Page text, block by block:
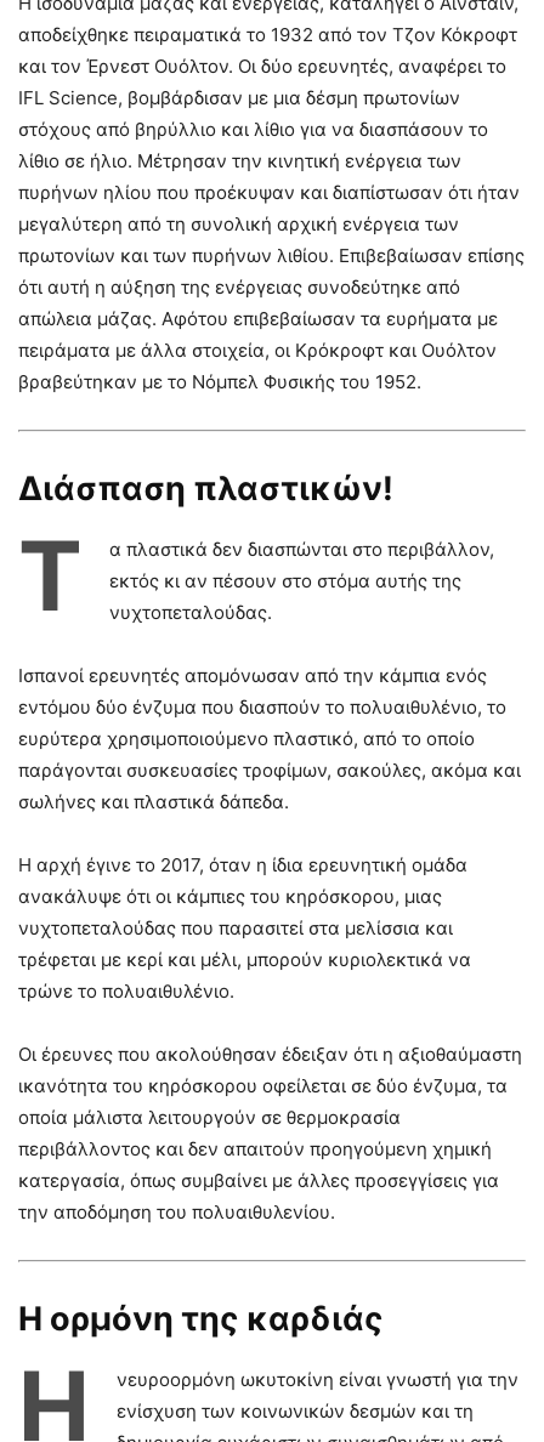
αποδείχθηκε πειραματικά το 1932 από τον Τζον Κόκροφτ
και τον Έρνεστ Ουόλτον. Οι δύο ερευνητές, αναφέρει το
IFL Science, βομβάρδισαν με μια δέσμη πρωτονίων
στόχους από βηρύλλιο και λίθιο για να διασπάσουν το
λίθιο σε ήλιο. Μέτρησαν την κινητική ενέργεια των
πυρήνων ηλίου που προέκυψαν και διαπίστωσαν ότι ήταν
μεγαλύτερη από τη συνολική αρχική ενέργεια των
πρωτονίων και των πυρήνων λιθίου. Επιβεβαίωσαν επίσης
ότι αυτή η αύξηση της ενέργειας συνοδεύτηκε από
απώλεια μάζας. Αφότου επιβεβαίωσαν τα ευρήματα με
πειράματα με άλλα στοιχεία, οι Κρόκροφτ και Ουόλτον
βραβεύτηκαν με το Νόμπελ Φυσικής του 1952.
Διάσπαση πλαστικών!
Τ
α πλαστικά δεν διασπώνται στο περιβάλλον,
εκτός κι αν πέσουν στο στόμα αυτής της
νυχτοπεταλούδας.
Ισπανοί ερευνητές απομόνωσαν από την κάμπια ενός
εντόμου δύο ένζυμα που διασπούν το πολυαιθυλένιο, το
ευρύτερα χρησιμοποιούμενο πλαστικό, από το οποίο
παράγονται συσκευασίες τροφίμων, σακούλες, ακόμα και
σωλήνες και πλαστικά δάπεδα.
Η αρχή έγινε το 2017, όταν η ίδια ερευνητική ομάδα
ανακάλυψε ότι οι κάμπιες του κηρόσκορου, μιας
νυχτοπεταλούδας που παρασιτεί στα μελίσσια και
τρέφεται με κερί και μέλι, μπορούν κυριολεκτικά να
τρώνε το πολυαιθυλένιο.
Οι έρευνες που ακολούθησαν έδειξαν ότι η αξιοθαύμαστη
ικανότητα του κηρόσκορου οφείλεται σε δύο ένζυμα, τα
οποία μάλιστα λειτουργούν σε θερμοκρασία
περιβάλλοντος και δεν απαιτούν προηγούμενη χημική
κατεργασία, όπως συμβαίνει με άλλες προσεγγίσεις για
την αποδόμηση του πολυαιθυλενίου.
Η ορμόνη της καρδιάς
Η
νευροορμόνη ωκυτοκίνη είναι γνωστή για την
ενίσχυση των κοινωνικών δεσμών και τη